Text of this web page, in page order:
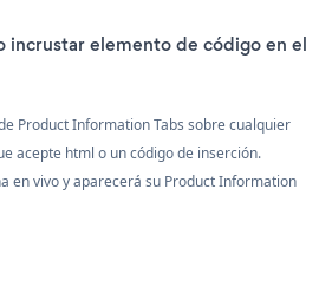
incrustar elemento de código en el
Product Information Tabs sobre cualquier
acepte html o un código de inserción.
en vivo y aparecerá su Product Information